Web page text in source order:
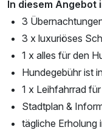
In diesem Angebot
3
3 x luxuriöses
1 x alles für den
Hundegebühr ist
1 x Leihfahrrad
Stadtplan &
tägliche Erholung